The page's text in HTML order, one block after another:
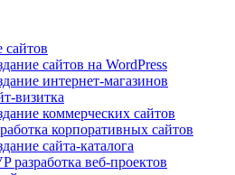
сайтов
сайтов на WordPress
интернет-магазинов
визитка
коммерческих сайтов
корпоративных сайтов
сайта-каталога
разработка веб-проектов